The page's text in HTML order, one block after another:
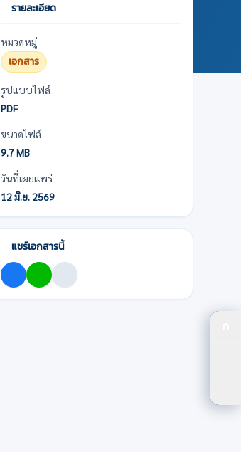
รายละเอียด
หมวดหมู่
เอกสาร
รูปแบบไฟล์
PDF
ขนาดไฟล์
9.7 MB
วันที่เผยแพร่
12 มิ.ย. 2569
แชร์เอกสารนี้